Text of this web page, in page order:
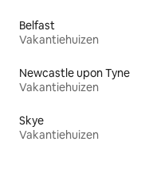
Belfast
Vakantiehuizen
Newcastle upon Tyne
Vakantiehuizen
Skye
Vakantiehuizen